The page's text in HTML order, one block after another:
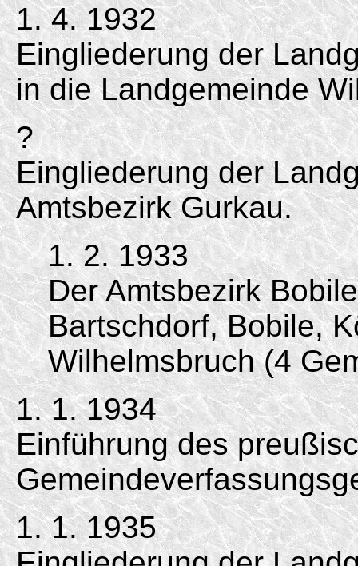
1. 4. 1932
Eingliederung der
in die Landgemeinde
?
Eingliederung der
Amtsbezirk Gurkau.
1. 2. 1933
Der Amtsbezirk
Bartschdorf, Bobile,
Wilhelmsbruch (4
1. 1. 1934
Einführung des
1. 1. 1935